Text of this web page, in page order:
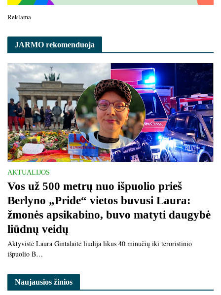
Reklama
JARMO rekomenduoja
AKTUALIJOS
Vos už 500 metrų nuo išpuolio prieš
Berlyno „Pride“ vietos buvusi Laura:
žmonės apsikabino, buvo matyti daugybė
liūdnų veidų
Aktyvistė Laura Gintalaitė liudija likus 40 minučių iki teroristinio
išpuolio B…
Naujausios žinios